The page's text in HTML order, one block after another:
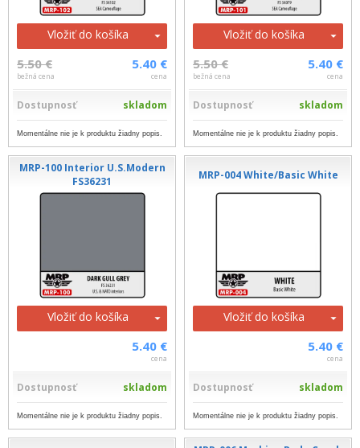
Vložiť do košíka
5.50 €
bežná cena
5.40 €
cena
Dostupnosť skladom
Momentálne nie je k produktu žiadny popis.
Vložiť do košíka
5.50 €
bežná cena
5.40 €
cena
Dostupnosť skladom
Momentálne nie je k produktu žiadny popis.
MRP-100 Interior U.S.Modern
FS36231
Vložiť do košíka
5.40 €
cena
Dostupnosť skladom
Momentálne nie je k produktu žiadny popis.
MRP-004 White/Basic White
Vložiť do košíka
5.40 €
cena
Dostupnosť skladom
Momentálne nie je k produktu žiadny popis.